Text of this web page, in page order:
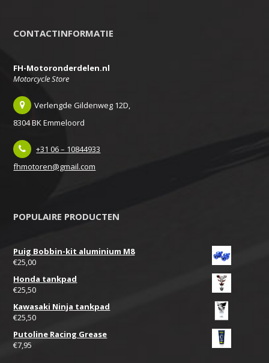
CONTACTINFORMATIE
FH-Motoronderdelen.nl
Motorcycle Store
Verlengde Gildenweg 12D,
8304 BK Emmeloord
+31 06 – 10844933
fhmotoren@gmail.com
POPULAIRE PRODUCTEN
Puig Bobbin-kit aluminium M8
€25,00
Honda tankpad
€25,50
Kawasaki Ninja tankpad
€25,50
Putoline Racing Grease
€7,95